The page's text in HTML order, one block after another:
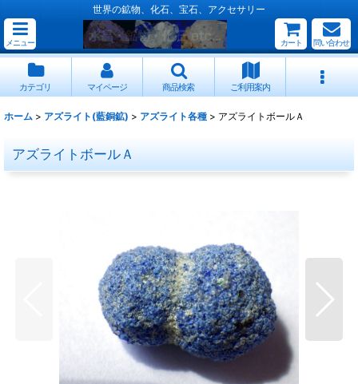
世界の鉱物、化石、宝石、アクセサリー
メニュー カート 問い合わせ
カテゴリ マイページ 商品検索 ご利用案内
ホーム > アズライト(藍銅鉱) > アズライト各種 > アズライトボールＡ
アズライトボールＡ